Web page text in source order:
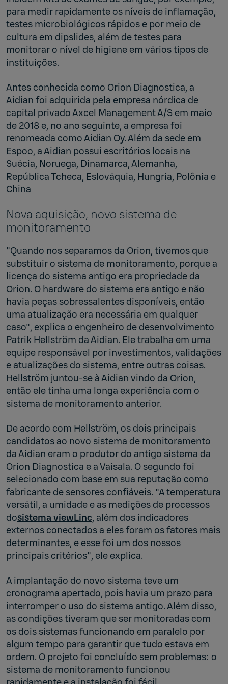
para medir rapidamente os níveis de inflamação,
testes microbiológicos rápidos e por meio de
cultura em dipslides, além de testes para
monitorar o nível de higiene em vários tipos de
instituições.
Antes conhecida como Orion Diagnostica, a
Aidian foi adquirida pela empresa nórdica de
capital privado Axcel Management A/S em maio
de 2018 e, no ano seguinte, a empresa foi
renomeada como Aidian Oy. Além da sede em
Espoo, a Aidian possui escritórios locais na
Suécia, Noruega, Dinamarca, Alemanha,
República Tcheca, Eslováquia, Hungria, Polônia e
China
Nova aquisição, novo sistema de
monitoramento
"Quando nos separamos da Orion, tivemos que
substituir o sistema de monitoramento, porque a
licença do sistema antigo era propriedade da
Orion. O hardware do sistema era antigo e não
havia peças sobressalentes disponíveis, então
uma atualização era necessária em qualquer
caso", explica o engenheiro de desenvolvimento
Patrik Hellström da Aidian. Ele trabalha em uma
equipe responsável por investimentos, validações
e atualizações do sistema, entre outras coisas.
Hellström juntou-se à Aidian vindo da Orion,
então ele tinha uma longa experiência com o
sistema de monitoramento anterior.
De acordo com Hellström, os dois principais
candidatos ao novo sistema de monitoramento
da Aidian eram o produtor do antigo sistema da
Orion Diagnostica e a Vaisala. O segundo foi
selecionado com base em sua reputação como
fabricante de sensores confiáveis. "A temperatura
versátil, a umidade e as medições de processos
dosistema viewLinc, além dos indicadores
externos conectados a eles foram os fatores mais
determinantes, e esse foi um dos nossos
principais critérios", ele explica.
A implantação do novo sistema teve um
cronograma apertado, pois havia um prazo para
interromper o uso do sistema antigo. Além disso,
as condições tiveram que ser monitoradas com
os dois sistemas funcionando em paralelo por
algum tempo para garantir que tudo estava em
ordem. O projeto foi concluído sem problemas: o
sistema de monitoramento funcionou